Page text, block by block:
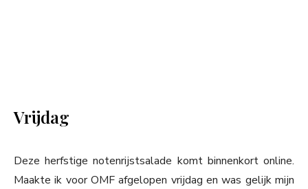
Vrijdag
Deze herfstige notenrijstsalade komt binnenkort online.
Maakte ik voor OMF afgelopen vrijdag en was gelijk mijn